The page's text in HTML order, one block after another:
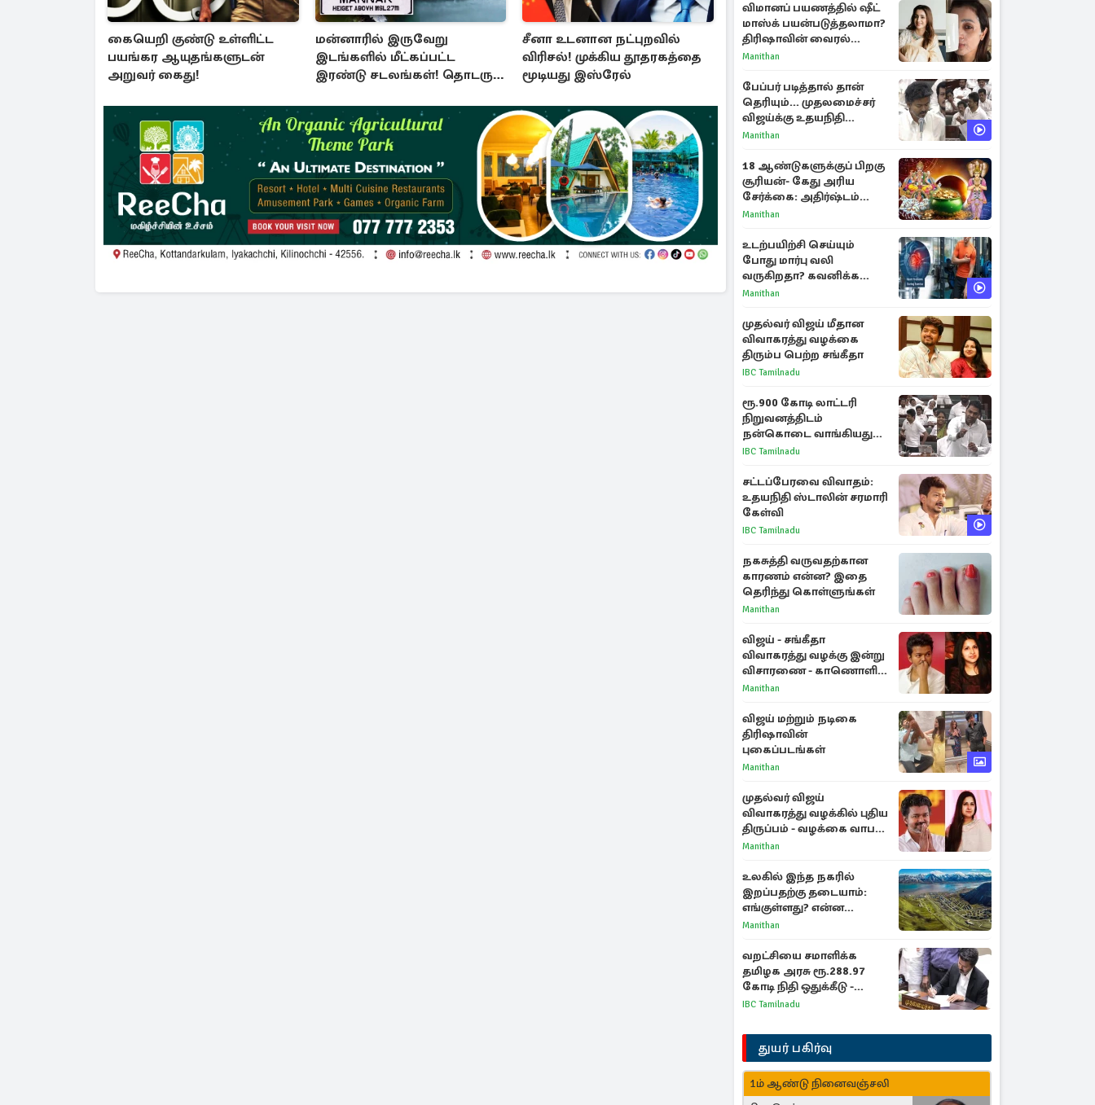
கையெறி குண்டு உள்ளிட்ட
பயங்கர ஆயுதங்களுடன்
அறுவர் கைது!
மன்னாரில் இருவேறு
இடங்களில் மீட்கப்பட்ட
இரண்டு சடலங்கள்! தொடரும்
சீனா உடனான நட்புறவில்
விரிசல்! முக்கிய தூதரகத்தை
மூடியது இஸ்ரேல்
விமானப் பயணத்தில் ஷீட்
மாஸ்க் பயன்படுத்தலாமா?
திரிஷாவின் வைரல்
செல்ஃபிக்கு மருத்துவர்
Manithan
பேப்பர் படித்தால் தான்
தெரியும்... முதலமைச்சர்
விஜய்க்கு உதயநிதி
ஸ்டாலின் பதிலடி
Manithan
18 ஆண்டுகளுக்குப் பிறகு
சூரியன்- கேது அரிய
சேர்க்கை: அதிர்ஷ்டம்
பெறும் 3 ராசிகள்!
Manithan
உடற்பயிற்சி செய்யும்
போது மார்பு வலி
வருகிறதா? கவனிக்க
வேண்டிய எச்சரிக்கை
Manithan
முதல்வர் விஜய் மீதான
விவாகரத்து வழக்கை
திரும்ப பெற்ற சங்கீதா
IBC Tamilnadu
ரூ.900 கோடி லாட்டரி
நிறுவனத்திடம்
நன்கொடை வாங்கியது
ஏன்? உதயநிதி - ஆதவ்
IBC Tamilnadu
சட்டப்பேரவை விவாதம்:
உதயநிதி ஸ்டாலின் சரமாரி
கேள்வி
IBC Tamilnadu
நகசுத்தி வருவதற்கான
காரணம் என்ன? இதை
தெரிந்து கொள்ளுங்கள்
Manithan
விஜய் - சங்கீதா
விவாகரத்து வழக்கு இன்று
விசாரணை - காணொளி
மூலம் ஆஜராக வாய்ப்பு
Manithan
விஜய் மற்றும் நடிகை
திரிஷாவின்
புகைப்படங்கள்
Manithan
முதல்வர் விஜய்
விவாகரத்து வழக்கில் புதிய
திருப்பம் - வழக்கை வாபஸ்
பெற்ற சங்கீதா!
Manithan
உலகில் இந்த நகரில்
இறப்பதற்கு தடையாம்:
எங்குள்ளது? என்ன
காரணம் தெரியுமா?
Manithan
வறட்சியை சமாளிக்க
தமிழக அரசு ரூ.288.97
கோடி நிதி ஒதுக்கீடு -
வெளியான அரசாணை
IBC Tamilnadu
துயர் பகிர்வு
1ம் ஆண்டு நினைவஞ்சலி